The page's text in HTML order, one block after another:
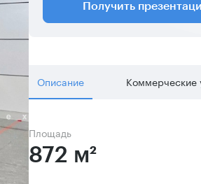
Получить
Описание Коммерческие
Площадь
872 м²